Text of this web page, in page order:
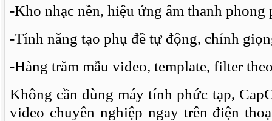
-Kho nhạc nền, hiệu ứng âm thanh phong
-Tính năng tạo phụ đề tự động, chỉnh
-Hàng trăm mẫu video, template, filter
Không cần dùng máy tính phức tạp,
video chuyên nghiệp ngay trên điện